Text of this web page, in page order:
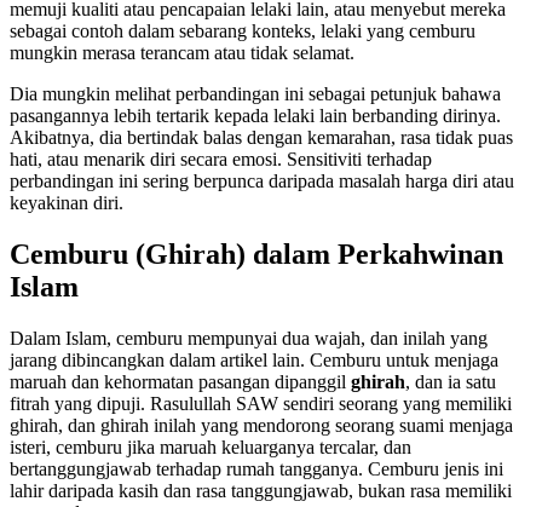
memuji kualiti atau pencapaian lelaki lain, atau menyebut mereka
sebagai contoh dalam sebarang konteks, lelaki yang cemburu
mungkin merasa terancam atau tidak selamat.
Dia mungkin melihat perbandingan ini sebagai petunjuk bahawa
pasangannya lebih tertarik kepada lelaki lain berbanding dirinya.
Akibatnya, dia bertindak balas dengan kemarahan, rasa tidak puas
hati, atau menarik diri secara emosi. Sensitiviti terhadap
perbandingan ini sering berpunca daripada masalah harga diri atau
keyakinan diri.
Cemburu (Ghirah) dalam Perkahwinan
Islam
Dalam Islam, cemburu mempunyai dua wajah, dan inilah yang
jarang dibincangkan dalam artikel lain. Cemburu untuk menjaga
maruah dan kehormatan pasangan dipanggil ghirah, dan ia satu
fitrah yang dipuji. Rasulullah SAW sendiri seorang yang memiliki
ghirah, dan ghirah inilah yang mendorong seorang suami menjaga
isteri, cemburu jika maruah keluarganya tercalar, dan
bertanggungjawab terhadap rumah tangganya. Cemburu jenis ini
lahir daripada kasih dan rasa tanggungjawab, bukan rasa memiliki